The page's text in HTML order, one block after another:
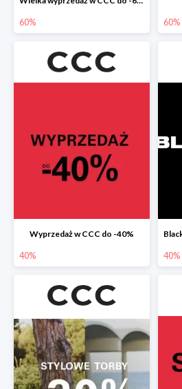
60% 60%
Wyprzedaż w CCC do -40%
40% 40%